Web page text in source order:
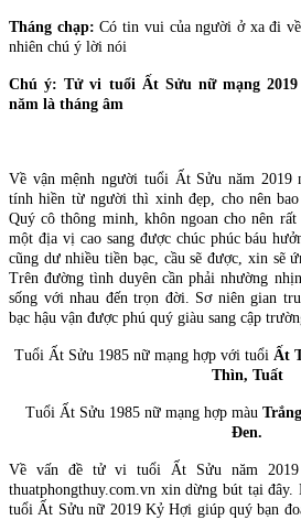
Tháng chạp:Có tin vui của người ở xa đi
nhiên chú ý lời nói
Chú ý: Tử vi tuổi Ất Sửu nữ mạng
năm là tháng âm
Về vận mệnh người tuổi Ất Sửu năm 2019
tính hiền từ người thì xinh đẹp, cho nên
Quý cô thông minh, khôn ngoan cho nên
một địa vị cao sang được chúc phúc báu
cũng dư nhiều tiền bạc, cầu sẽ được, xin sẽ
Trên đường tình duyên cần phải nhường
sống với nhau đến trọn đời. Sơ niên gian
bạc hậu vận được phú quý giàu sang cập
Tuổi Ất Sửu 1985 nữ mạng hợp với tuổi Ất
Thìn, Tuất
Tuổi Ất Sửu 1985 nữ mạng hợp màu
Đen.
Về vấn đề tử vi tuổi Ất Sửu năm 2019
thuatphongthuy.com.vn xin dừng bút tại
tuổi Ất Sửu nữ 2019 Kỷ Hợi giúp quý bạn